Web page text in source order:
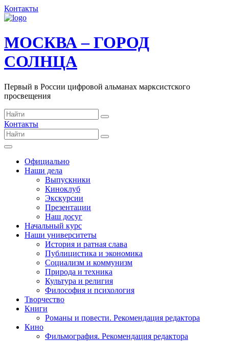
Контакты
МОСКВА – ГОРОД
СОЛНЦА
Первый в России цифровой альманах марксистского
просвещения
Контакты
Официально
Наши дела
Выпускники
Киноклуб
Экскурсии
Презентации
Наш досуг
Начальный курс
Наши университеты
История и ратная слава
Публицистика и экономика
Социализм и коммунизм
Природа и техника
Культура и религия
Философия и психология
Творчество
Книги
Романы и повести. Рекомендация редактора
Кино
Фильмография. Рекомендация редактора